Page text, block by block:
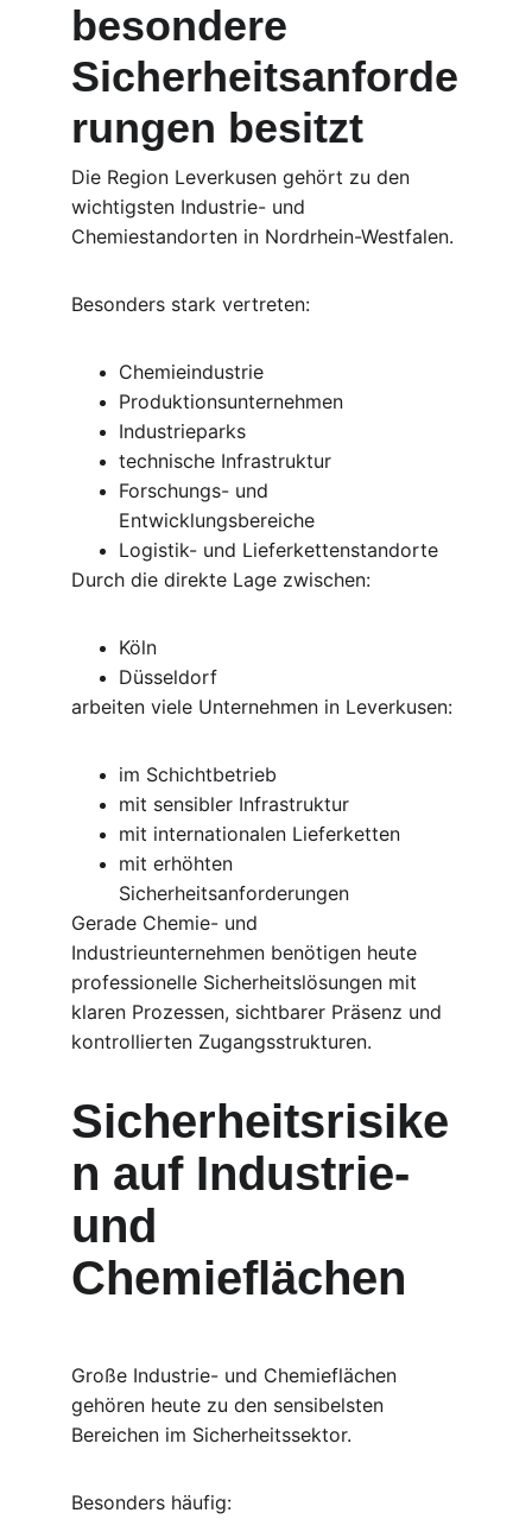
besondere
Sicherheitsanforde
rungen besitzt
Die Region Leverkusen gehört zu den
wichtigsten Industrie- und
Chemiestandorten in Nordrhein-Westfalen.
Besonders stark vertreten:
Chemieindustrie
Produktionsunternehmen
Industrieparks
technische Infrastruktur
Forschungs- und
Entwicklungsbereiche
Logistik- und Lieferkettenstandorte
Durch die direkte Lage zwischen:
Köln
Düsseldorf
arbeiten viele Unternehmen in Leverkusen:
im Schichtbetrieb
mit sensibler Infrastruktur
mit internationalen Lieferketten
mit erhöhten
Sicherheitsanforderungen
Gerade Chemie- und
Industrieunternehmen benötigen heute
professionelle Sicherheitslösungen mit
klaren Prozessen, sichtbarer Präsenz und
kontrollierten Zugangsstrukturen.
Sicherheitsrisike
n auf Industrie-
und
Chemieflächen
Große Industrie- und Chemieflächen
gehören heute zu den sensibelsten
Bereichen im Sicherheitssektor.
Besonders häufig: